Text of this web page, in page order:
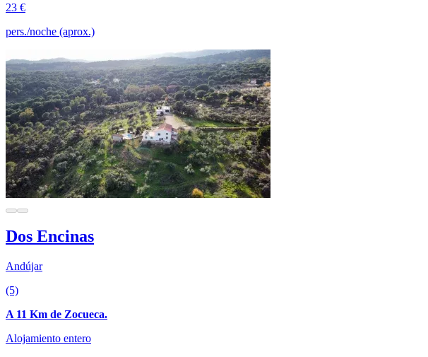
23 €
pers./noche (aprox.)
Dos Encinas
Andújar
(5)
A 11 Km de Zocueca.
Alojamiento entero